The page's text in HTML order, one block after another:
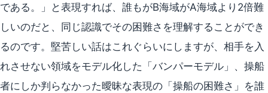
である。」と表現すれば、誰もがB海域がA海域より2倍難
しいのだと、同じ認識でその困難さを理解することができ
るのです。堅苦しい話はこれぐらいにしますが、相手を入
れさせない領域をモデル化した「バンパーモデル」、操船
者にしか判らなかった曖昧な表現の「操船の困難さ」を誰